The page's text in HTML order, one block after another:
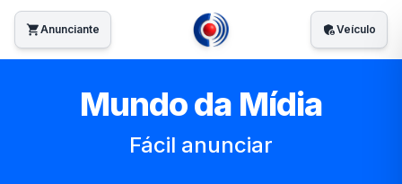
shopping_cartAnunciante admin_panel_settingsVeículo
Mundo da Mídia
Fácil anunciar